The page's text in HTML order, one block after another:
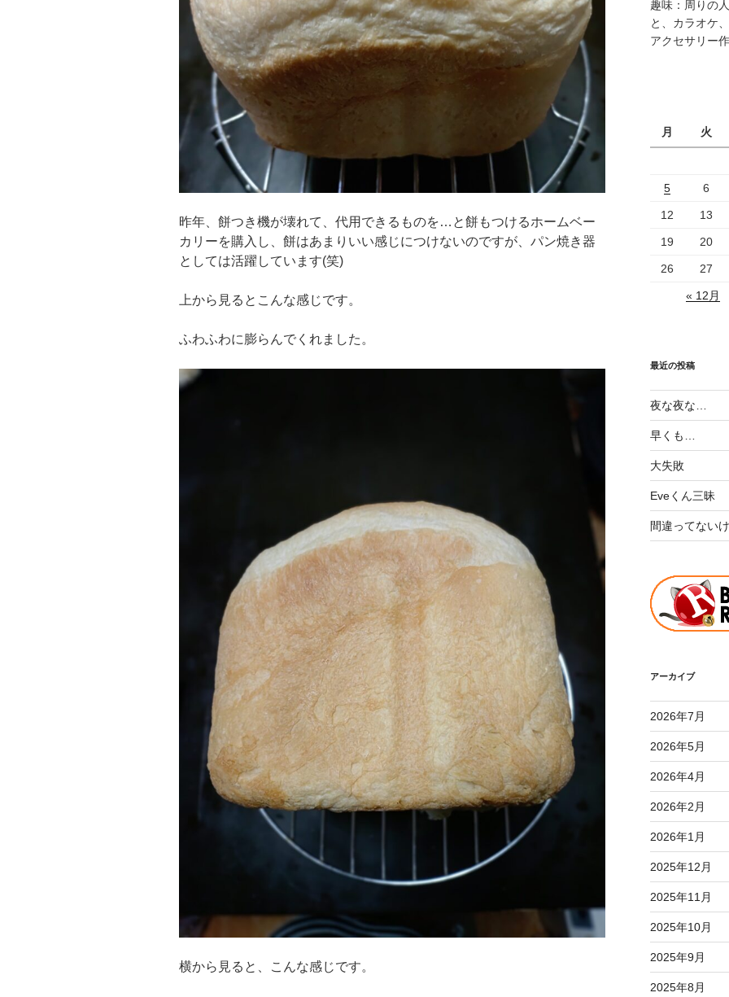
昨年、餅つき機が壊れて、代用できるものを…と餅もつけるホームベー
カリーを購入し、餅はあまりいい感じにつけないのですが、パン焼き器
としては活躍しています(笑)
上から見るとこんな感じです。
ふわふわに膨らんでくれました。
横から見ると、こんな感じです。
趣味：周りの
と、カラオケ
アクセサリー
月 火
5 6
12 13
19 20
26 27
« 12月
最近の投稿
夜な夜な…
早くも…
大失敗
Eveくん三昧
間違ってない
アーカイブ
2026年7月
2026年5月
2026年4月
2026年2月
2026年1月
2025年12月
2025年11月
2025年10月
2025年9月
2025年8月